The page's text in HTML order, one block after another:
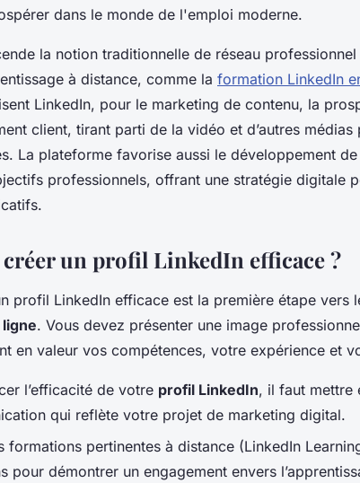
dans le monde de l'emploi moderne.
la notion traditionnelle de réseau
à distance, comme la formation LinkedIn
LinkedIn, pour le marketing de contenu, la
client, tirant parti de la vidéo et d’autres
La plateforme favorise aussi le développement de
professionnels, offrant une stratégie digitale
un profil LinkedIn efficace ?
profil LinkedIn efficace est la première étape vers
. Vous devez présenter une image
en valeur vos compétences, votre expérience et
l’efficacité de votre profil LinkedIn, il faut mettre
qui reflète votre projet de marketing digital.
formations pertinentes à distance (LinkedIn
pour démontrer un engagement envers